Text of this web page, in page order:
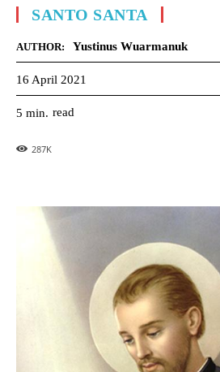
SANTO SANTA
AUTHOR: Yustinus Wuarmanuk
16 April 2021
5 min. read
287K